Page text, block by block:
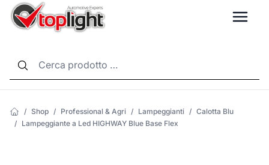
/ Shop / Professional & Agri / Lampeggianti / Calotta Blu
/ Lampeggiante a Led HIGHWAY Blue Base Flex